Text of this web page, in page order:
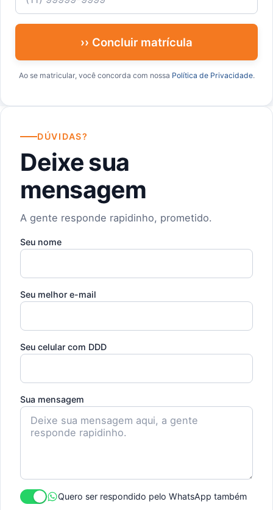
›› Concluir matrícula
Ao se matricular, você concorda com nossa Política de Privacidade.
DÚVIDAS?
Deixe sua
mensagem
A gente responde rapidinho, prometido.
Seu nome
Seu melhor e-mail
Seu celular com DDD
Sua mensagem
Quero ser respondido pelo WhatsApp também